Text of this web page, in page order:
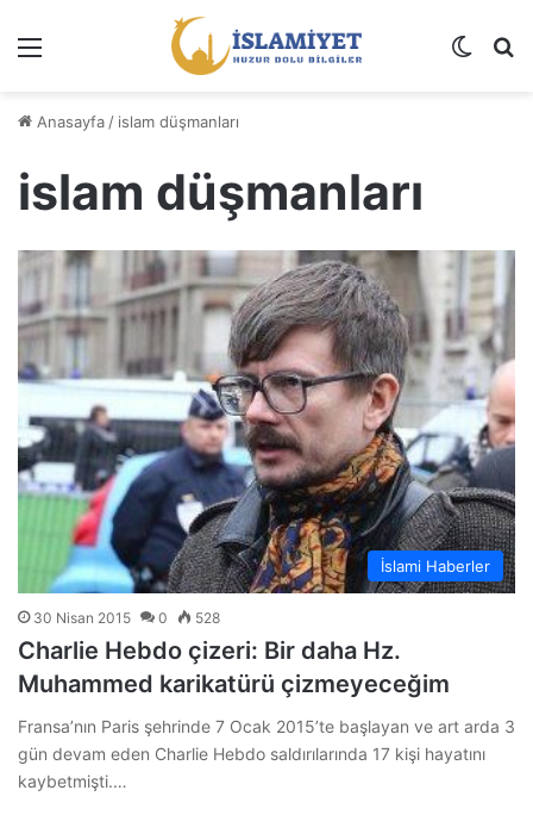
Dış
Anasayfa / islam düşmanları
islam düşmanları
İslami Haberler
30 Nisan 2015 0 528
Charlie Hebdo çizeri: Bir daha Hz.
Muhammed karikatürü çizmeyeceğim
Fransa’nın Paris şehrinde 7 Ocak 2015’te başlayan ve art arda 3
gün devam eden Charlie Hebdo saldırılarında 17 kişi hayatını
kaybetmişti.…